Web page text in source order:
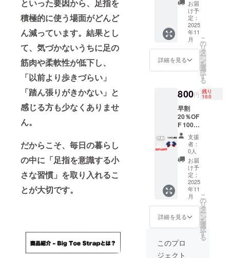
といった要因から、足指を
積極的に使う場面がどんど
ん減っています。結果とし
て、気づかないうちに足の
筋肉や柔軟性が低下し、
「以前より歩きづらい」
「踏ん張りがきかない」と
感じる方も少なくありませ
ん。
だからこそ、毎日の暮らし
の中に「足指を意識する小
さな習慣」を取り入れるこ
とが大切です。
製造状
況によ
り出荷
時期が
遅れる
場合が
ござい
ます。
※商品代
する為
に工数
削減を
してお
り出荷
連絡は
致しま
せん。
活動報
告をご
覧くだ
さい本
商品の
メー
カー情
報 製造
国 -中国
Donggu
an
Jianhui
Shoes
→750円
（税・
送料
込）
【内
容】 足
指スト
レッチ
デバイ
（配送
時期) 商
品到着
は2025
年11月
を想定
してお
りま
す。 ※
製造状
況によ
り出荷
時期が
遅れる
場合が
ござい
ます。
※商品代
を安く
する為
に工数
お届
け予
定：
2025
年11
月
詳細を見る
こ
の
リ
タ
ー
ン
を
選
択
す
る
800円 残り
100
早割
20％OF
F 100名
限定 定
価1000
→800円
（税・
送料
込）
【内
容】 足
指スト
レッチ
デバイ
ス×２
（配送
時期) 商
品到着
支援
者：
0人
お届
け予
定：
2025
年11
月
詳細を見る
こ
の
リ
タ
ー
ン
を
選
択
す
る
このプロ
ジェクト